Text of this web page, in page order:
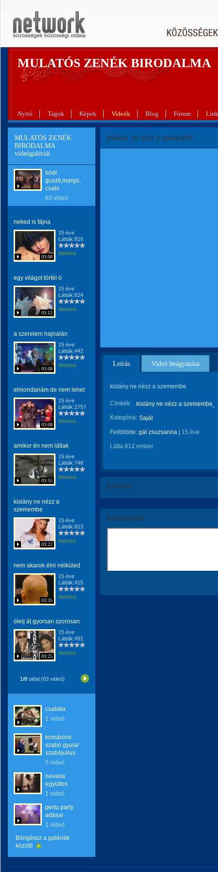
MULATÓS ZENÉK BIRODALMA
Nyitó Tagok Képek Videók Blog Fórum
MULATÓS ZENÉK
BIRODALMA
videógalériái
bódi
guszti,margó,
csabi
63 videó
neked is fájna
03:08
15 éve
Látták:816
novzsu
egy világot törtél ö
03:12
15 éve
Látták:624
novzsu
a szerelem hajnalán
03:08
15 éve
Látták:442
novzsu
elmondanám de nem lehet
03:08
15 éve
Látták:1757
novzsu
amikor én nem látlak
03:55
15 éve
Látták:746
novzsu
kislány ne nézz a
szemembe
03:22
15 éve
Látták:813
novzsu
nem akarok élni nélküled
03:35
15 éve
Látták:415
novzsu
ölelj át gyorsan szorosan
03:25
15 éve
Látták:491
novzsu
1/8 oldal (63 videó)
csabika
1 videó
komáromi
szabó gyula/
szabójulius
5 videó
nevada
együttes
1 videó
pertu party
adásai
1 videó
Böngéssz a galériák
között!
kislány ne nézz a szemembe
Leírás Videó beágyazása
kislány ne nézz a szemembe
Címkék:
kislány ne nézz a szemembe
Kategória: Saját
Feltöltötte: gál zsuzsanna 15 éve
Látta 812 ember.
Értékeld!
Kommentáld!